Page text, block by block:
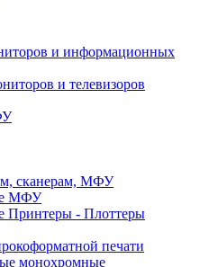
и информационных
и телевизоров
сканерам, МФУ
МФУ
Принтеры - Плоттеры
печати
монохромные